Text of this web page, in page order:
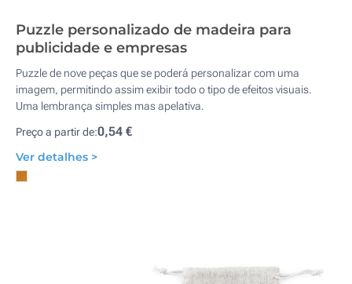
Puzzle personalizado de madeira para
publicidade e empresas
Puzzle de nove peças que se poderá personalizar com uma
imagem, permitindo assim exibir todo o tipo de efeitos visuais.
Uma lembrança simples mas apelativa.
Preço a partir de:0,54 €
Ver detalhes >